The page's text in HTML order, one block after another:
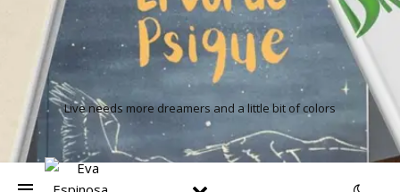
Live needs more dreamers and a little bit of colors